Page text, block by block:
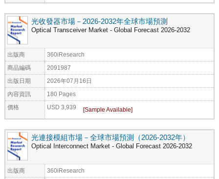
光收發器市場－2026-2032年全球市場預測
Optical Transceiver Market - Global Forecast 2026-2032
出版商 360iResearch
商品編碼 2091987
出版日期 2026年07月16日
內容資訊 180 Pages
價格 USD 3,939
光連接模組市場－全球市場預測（2026-2032年）
Optical Interconnect Market - Global Forecast 2026-2032
出版商 360iResearch